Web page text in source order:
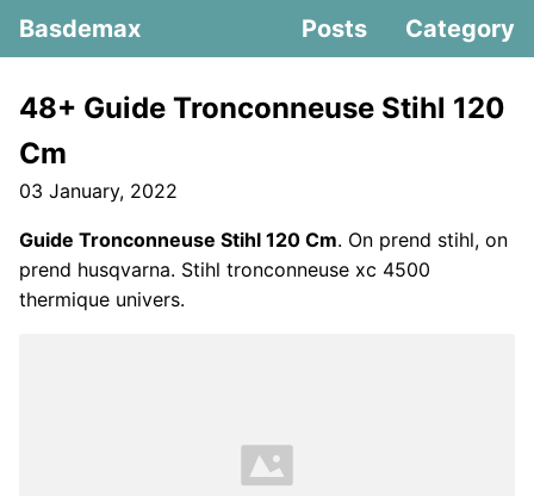
Basdemax Posts Category
48+ Guide Tronconneuse Stihl 120
Cm
03 January, 2022
Guide Tronconneuse Stihl 120 Cm. On prend stihl, on
prend husqvarna. Stihl tronconneuse xc 4500
thermique univers.